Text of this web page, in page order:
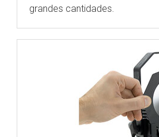
grandes cantidades.